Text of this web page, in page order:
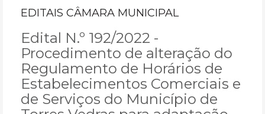
EDITAIS CÂMARA MUNICIPAL
Edital N.º 192/2022 -
Procedimento de alteração do
Regulamento de Horários de
Estabelecimentos Comerciais e
de Serviços do Município de